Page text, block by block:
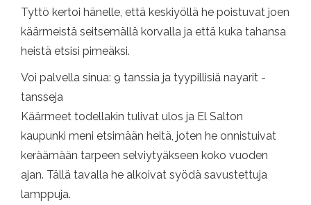
Tyttö kertoi hänelle, että keskiyöllä he poistuvat joen
käärmeistä seitsemällä korvalla ja että kuka tahansa
heistä etsisi pimeäksi.
Voi palvella sinua: 9 tanssia ja tyypillisiä nayarit -
tansseja
Käärmeet todellakin tulivat ulos ja El Salton
kaupunki meni etsimään heitä, joten he onnistuivat
keräämään tarpeen selviytyäkseen koko vuoden
ajan. Tällä tavalla he alkoivat syödä savustettuja
lamppuja.